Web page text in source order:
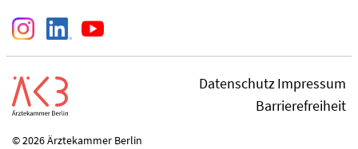
DatenschutzImpressum
Barrierefreiheit
© 2026 Ärztekammer Berlin